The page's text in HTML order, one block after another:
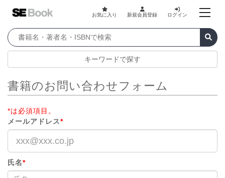
お気に入り 新規会員登録 ログイン
キーワードで探す
書籍のお問い合わせフォーム
*は必須項目。
メールアドレス*
氏名*